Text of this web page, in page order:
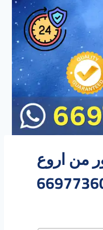
من اروع